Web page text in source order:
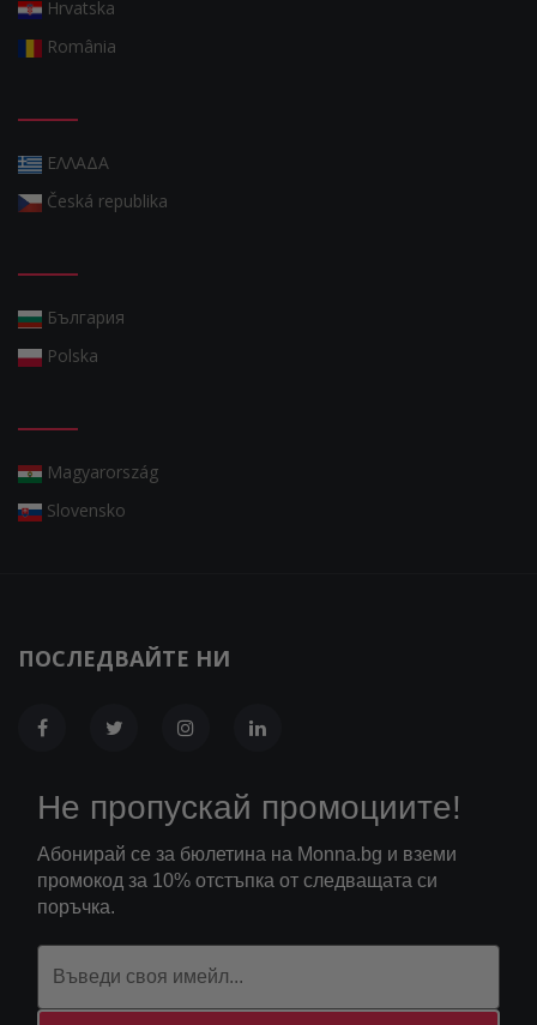
Hrvatska
România
ΕΛΛΑΔΑ
Česká republika
България
Polska
Magyarország
Slovensko
ПОСЛЕДВАЙТЕ НИ
Не пропускай промоциите!
Абонирай се за бюлетина на Monna.bg и вземи
промокод за 10% отстъпка от следващата си
поръчка.